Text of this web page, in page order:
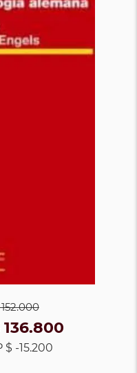
$ -15.200